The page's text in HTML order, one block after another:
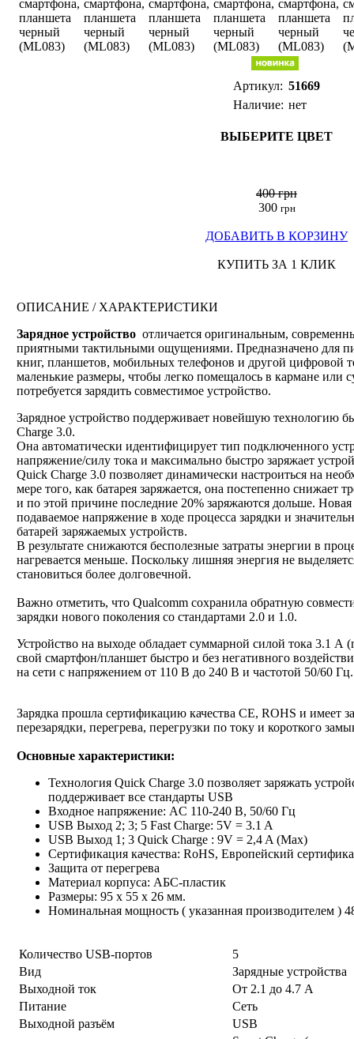
Артикул: 51669
Наличие: нет
ВЫБЕРИТЕ ЦВЕТ
400 грн
300 грн
ДОБАВИТЬ В КОРЗИНУ
КУПИТЬ ЗА 1 КЛИК
ОПИСАНИЕ / ХАРАКТЕРИСТИКИ
Зарядное устройство отличается оригинальным,
приятными тактильными ощущениями. Предназначено для
книг, планшетов, мобильных телефонов и другой цифровой
маленькие размеры, чтобы легко помещалось в кармане или
потребуется зарядить совместимое устройство.
Зарядное устройство поддерживает новейшую технологию
Charge 3.0.
Она автоматически идентифицирует тип подключенного
напряжение/силу тока и максимально быстро заряжает
Quick Charge 3.0 позволяет динамически настроиться на
мере того, как батарея заряжается, она постепенно снижает
и по этой причине последние 20% заряжаются дольше.
подаваемое напряжение в ходе процесса зарядки и
батарей заряжаемых устройств.
В результате снижаются бесполезные затраты энергии в
нагревается меньше. Поскольку лишняя энергия не
становиться более долговечной.
Важно отметить, что Qualcomm сохранила обратную
зарядки нового поколения со стандартами 2.0 и 1.0.
Устройство на выходе обладает суммарной силой тока 3.1 А
свой смартфон/планшет быстро и без негативного
на сети с напряжением от 110 В до 240 В и частотой 50/60
Зарядка прошла сертификацию качества CE, ROHS и имеет
перезарядки, перегрева, перегрузки по току и короткого
Основные характеристики:
Технология Quick Charge 3.0 позволяет заряжать
поддерживает все стандарты USB
Входное напряжение: AC 110-240 В, 50/60 Гц
USB Выход 2; 3; 5 Fast Charge: 5V = 3.1 A
USB Выход 1; 3 Quick Charge : 9V = 2,4 A (Max)
Сертификация качества: RoHS, Европейский
Защита от перегрева
Материал корпуса: AБС-пластик
Размеры: 95 x 55 x 26 мм.
Номинальная мощность ( указанная производителем )
Количество USB-портов
5
Вид
Зарядные устройства
Выходной ток
От 2.1 до 4.7 А
Питание
Сеть
Выходной разъём
USB